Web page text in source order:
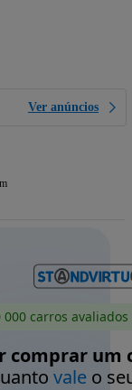
Ver anúncios
000 carros
comprar um
valeo